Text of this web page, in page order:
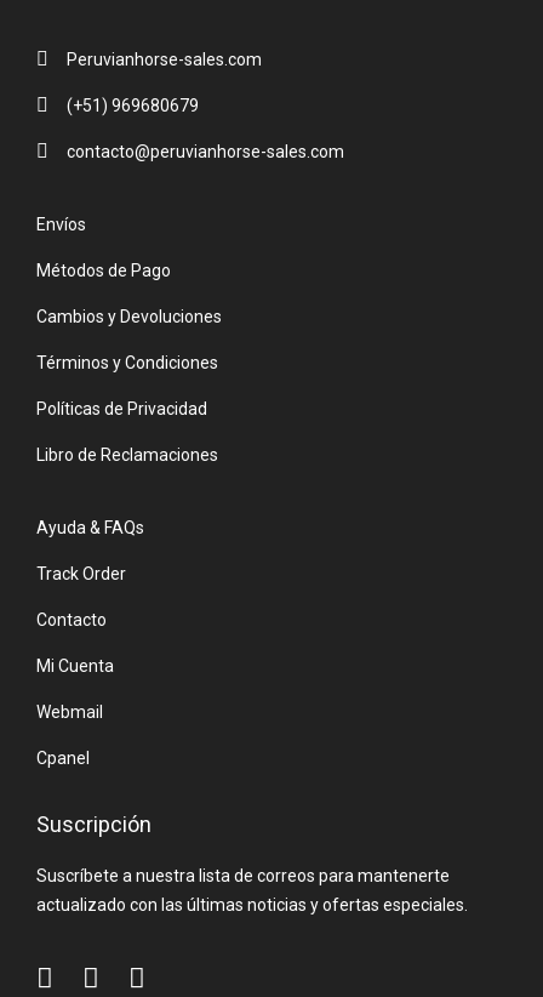
Peruvianhorse-sales.com
(+51) 969680679
contacto@peruvianhorse-sales.com
Envíos
Métodos de Pago
Cambios y Devoluciones
Términos y Condiciones
Políticas de Privacidad
Libro de Reclamaciones
Ayuda & FAQs
Track Order
Contacto
Mi Cuenta
Webmail
Cpanel
Suscripción
Suscríbete a nuestra lista de correos para mantenerte
actualizado con las últimas noticias y ofertas especiales.